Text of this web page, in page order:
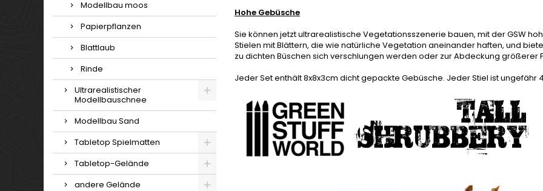
Modellbau moos
Papierpflanzen
Blattlaub
Rinde
Ultrarealistischer
Modellbauschnee
Modellbau Sand
Tabletop Spielmatten
Tabletop-Gelände
andere Gelände
Hohe Gebüsche
Sie können jetzt ultrarealistische Vegetationsszenerie bauen, mit der GSW
Stielen mit Blättern, die wie natürliche Vegetation aneinander haften, und
zu dichten Büschen sich verschlungen werden oder zur Abdeckung
Jeder Set enthält 8x8x3cm dicht gepackte Gebüsche. Jeder Stiel ist ungefähr